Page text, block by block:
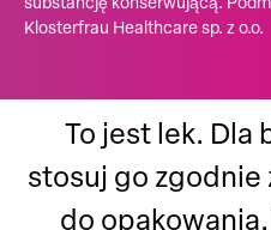
Klosterfrau Healthcare sp. z o.o.
To jest lek. Dla
stosuj go zgodnie
do